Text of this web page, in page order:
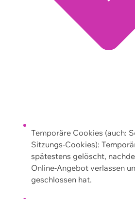
Temporäre Cookies (auch:
Sitzungs-Cookies):
spätestens gelöscht,
Online-Angebot verlassen
geschlossen hat.